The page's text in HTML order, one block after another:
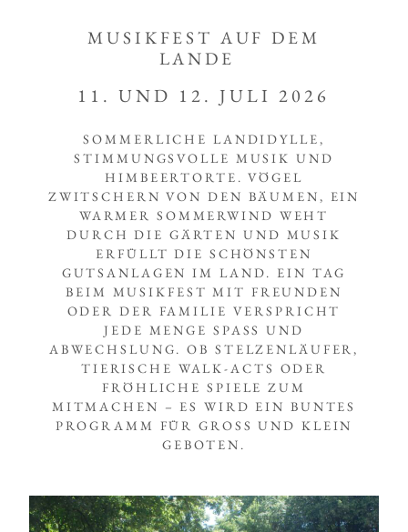
MUSIKFEST AUF DEM
LANDE
11. UND 12. JULI 2026
SOMMERLICHE LANDIDYLLE,
STIMMUNGSVOLLE MUSIK UND
HIMBEERTORTE. VÖGEL
ZWITSCHERN VON DEN BÄUMEN, EIN
WARMER SOMMERWIND WEHT
DURCH DIE GÄRTEN UND MUSIK
ERFÜLLT DIE SCHÖNSTEN
GUTSANLAGEN IM LAND. EIN TAG
BEIM MUSIKFEST MIT FREUNDEN
ODER DER FAMILIE VERSPRICHT
JEDE MENGE SPASS UND
ABWECHSLUNG. OB STELZENLÄUFER,
TIERISCHE WALK-ACTS ODER
FRÖHLICHE SPIELE ZUM
MITMACHEN – ES WIRD EIN BUNTES
PROGRAMM FÜR GROSS UND KLEIN
GEBOTEN.